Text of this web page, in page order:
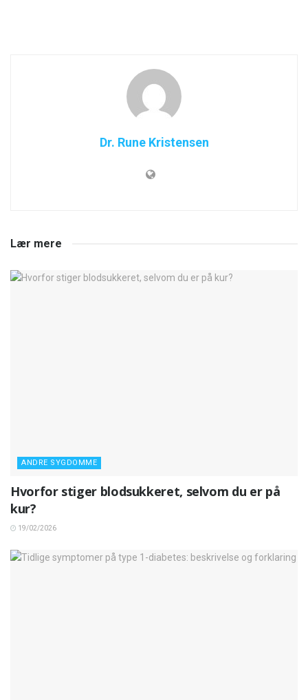
Dr. Rune Kristensen
Lær mere
ANDRE SYGDOMME
Hvorfor stiger blodsukkeret, selvom du er på
kur?
19/02/2026